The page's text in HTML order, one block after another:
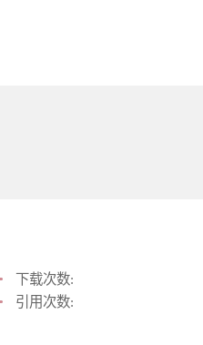
下载次数:
引用次数: